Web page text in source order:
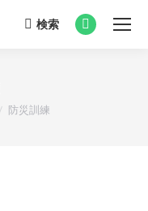
Search:
検索
Facebook
防災訓練